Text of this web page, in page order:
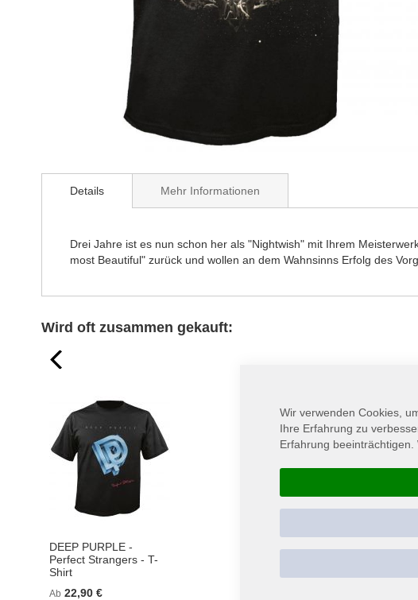
Anfang
Details
Drei Jahre ist es nun schon her als "Nightwish" mit Ihrem
most Beautiful" zurück und wollen an dem Wahnsinns Erfolg des
Mehr Informationen
Wird oft zusammen gekauft:
DEEP PURPLE -
Perfect Strangers - T-
Shirt
Ab 22,90 €
THE 69 EYES - West
22,90 €
Wir verwenden Cookies,
Ihre Erfahrung zu
Erfahrung